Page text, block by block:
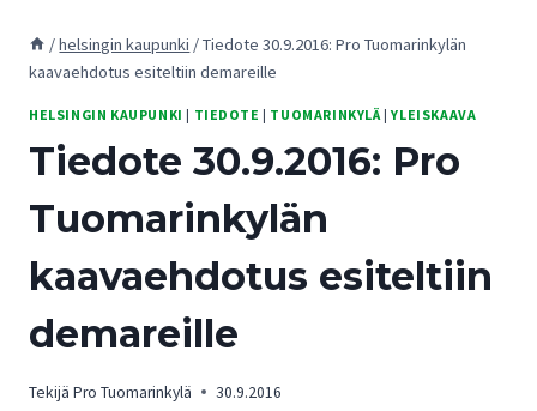
/helsingin kaupunki /Tiedote 30.9.2016: Pro Tuomarinkylän
kaavaehdotus esiteltiin demareille
HELSINGIN KAUPUNKI | TIEDOTE | TUOMARINKYLÄ|YLEISKAAVA
Tiedote 30.9.2016: Pro
Tuomarinkylän
kaavaehdotus esiteltiin
demareille
Tekijä Pro Tuomarinkylä 30.9.2016